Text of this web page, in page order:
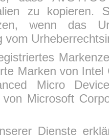
zu kopieren.
wenn das
vom
Marken von
Micro
Microsoft
Dienste